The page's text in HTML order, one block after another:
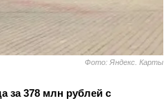
Фото: Яндекс. Карты
за 378 млн рублей с